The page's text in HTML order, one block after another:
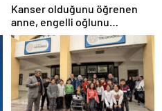
Kanser olduğunu öğrenen
anne, engelli oğlunu
öldürdükten sonra intihar etti